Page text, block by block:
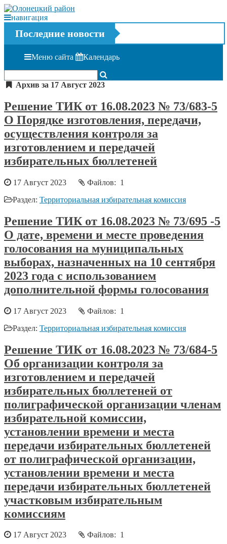
навигация
Последние новости
Меню сайта Календарь
Архив за 17 Август 2023
Решение ТИК от 16.08.2023 № 73/683-5
О Порядке изготовления, передачи,
осуществления контроля за
изготовлением и передачей
избирательных бюллетеней
17 Август 2023
Файлов: 1
Раздел: Территориальная избирательная комиссия
Решение ТИК от 16.08.2023 № 73/695 -5
О дате, времени и месте проведения
голосования на муниципальных
выборах, назначенных на 10 сентября
2023 года с использованием
дополнительной формы голосования
17 Август 2023
Файлов: 1
Раздел: Территориальная избирательная комиссия
Решение ТИК от 16.08.2023 № 73/684-5
Об организации контроля за
изготовлением и передачей
избирательных бюллетеней от
полиграфической организации членам
избирательной комиссии,
установлении времени и места
передачи избирательных бюллетеней
от полиграфической организации,
установлении времени и места
передачи избирательных бюллетеней
участковым избирательным
комиссиям
17 Август 2023
Файлов: 1